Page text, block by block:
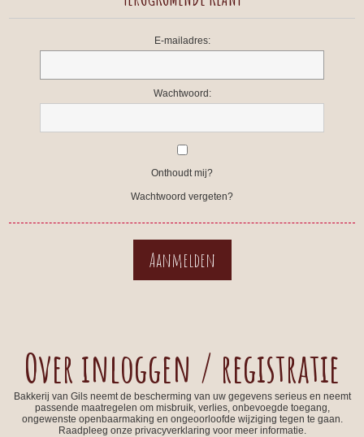
E-mailadres:
Wachtwoord:
Onthoudt mij?
Wachtwoord vergeten?
Over inloggen / registratie
Bakkerij van Gils neemt de bescherming van uw gegevens serieus en neemt
passende maatregelen om misbruik, verlies, onbevoegde toegang,
ongewenste openbaarmaking en ongeoorloofde wijziging tegen te gaan.
Raadpleeg onze privacyverklaring voor meer informatie.